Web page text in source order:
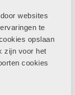
websites
te
opslaan
zijn voor het
cookies